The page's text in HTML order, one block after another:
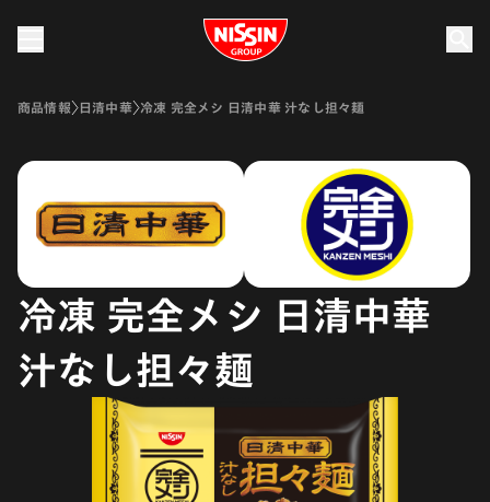
Nissin Group
商品情報 日清中華 冷凍 完全メシ 日清中華 汁なし担々麺
冷凍 完全メシ 日清中華
汁なし担々麺